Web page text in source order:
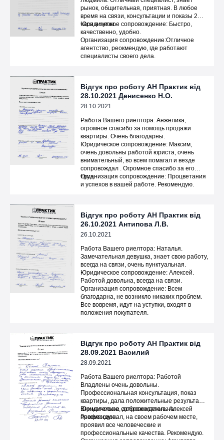
рынок, общительная, приятная. В любое
время на связи, консультации и показы 24
часа в сутки.
Юридическое сопровождение: Быстро,
качественно, удобно.
Организация сопровождение:Отличное
агентство, реокмендую, где работают
специалисты своего дела.
Відгук про роботу АН Практик від
28.10.2021 Денисенко Н.О.
28.10.2021
Работа Вашего риелтора: Анжелика,
огромное спасибо за помощь продажи
квартиры. Очень благодарны.
Юридическое сопровождение: Максим,
очень довольны работой юриста, очень
внимательный, во всем помагал и везде
сопровождал . Огромное спасибо за его
труд.
Организация сопровождение: Процветания
и успехов в вашей работе. Рекомендую.
Відгук про роботу АН Практик від
26.10.2021 Антипова Л.В.
26.10.2021
Работа Вашего риелтора: Наталья.
Замечательная девушка, знает свою работу,
всегда на связи, очень пунктуальная.
Юридическое сопровождение: Алексей.
Работой довольна, всегда на связи.
Организация сопровождение: Всем
благодарна, не возникло никаких проблем.
Все вовремя, идут на уступки, входят в
положения покупателя.
Відгук про роботу АН Практик від
28.09.2021 Василий
28.09.2021
Работа Вашего риелтора: Работой
Владлены очень довольны.
Профессиональная консультация, показ
квартиры, дала положительные результаты.
Внимательна, доброжелательна.
Рекомендую.
Юридическое сопровождение: Алексей
профессионал, на своем рабочем месте,
проявил все человеческие и
профессиональные качества. Рекомендую.